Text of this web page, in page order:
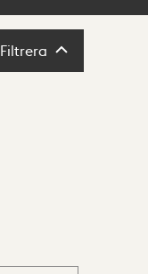
Filtrera Filtrera